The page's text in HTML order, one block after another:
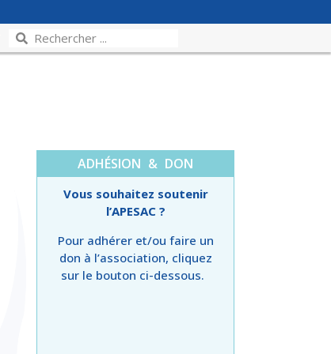
ADHÉSION & DON
Vous souhaitez soutenir
l’APESAC ?
Pour adhérer et/ou faire un
don à l’association, cliquez
sur le bouton ci-dessous.